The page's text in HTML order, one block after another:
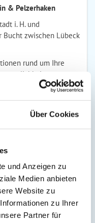
Über Cookies
und Anzeigen zu
Medien anbieten
Website zu
zu Ihrer
Partner für
& Pelzerhaken
i. H. und
Bucht zwischen Lübeck
rund um Ihre
zu jedem
360 Grad